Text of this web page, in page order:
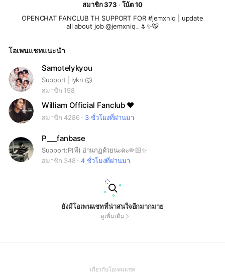
สมาชิก 373
โน้ต 10
OPENCHAT FANCLUB TH SUPPORT FOR #jemxniq | update
all about job @jemxniq_ 🌷✨🐯
โอเพนแชทแนะนำ
Samotelykyou
Support | lykn 🐺
สมาชิก 198
William Official Fanclub ❤︎︎
สมาชิก 4286 3 ชั่วโมงที่ผ่านมา
P___fanbase
Support:P(พี) อ่านกฏด้วยนะคะ🤏🏻✨
สมาชิก 348
4 ชั่วโมงที่ผ่านมา
ยังมีโอเพนแชทที่น่าสนใจอีกมากมาย
ดูเพิ่มเติม
เกี่ยวกับโอเพนแชท(Open